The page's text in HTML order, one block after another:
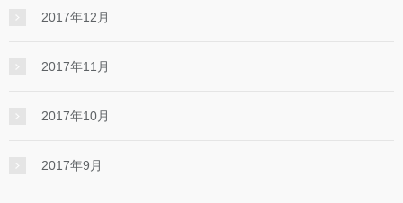
2017年12月
2017年11月
2017年10月
2017年9月